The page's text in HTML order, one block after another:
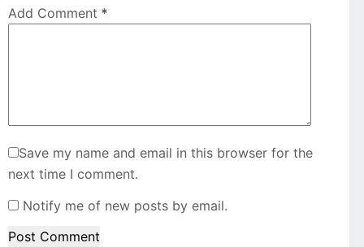
Add Comment *
Save my name and email in this browser for the
next time I comment.
Notify me of new posts by email.
Post Comment